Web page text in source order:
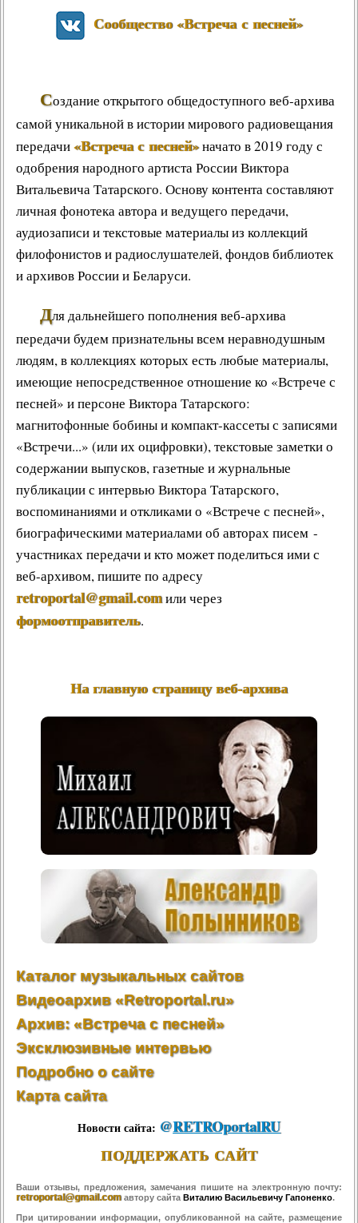
Сообщество «Встреча с песней»
Создание открытого общедоступного веб-архива
самой уникальной в истории мирового радиовещания
передачи«Встреча с песней»начато в 2019 году с
одобрения народного артиста России Виктора
Витальевича Татарского. Основу контента составляют
личная фонотека автора и ведущего передачи,
аудиозаписи и текстовые материалы из коллекций
филофонистов и радиослушателей, фондов библиотек
и архивов России и Беларуси.
Для дальнейшего пополнения веб-архива
передачи будем признательны всем неравнодушным
людям, в коллекциях которых есть любые материалы,
имеющие непосредственное отношение ко «Встрече с
песней» и персоне Виктора Татарского:
магнитофонные бобины и компакт-кассеты с записями
«Встречи...» (или их оцифровки), текстовые заметки о
содержании выпусков, газетные и журнальные
публикации с интервью Виктора Татарского,
воспоминаниями и откликами о «Встрече с песней»,
биографическими материалами об авторах писем -
участниках передачи и кто может поделиться ими с
веб-архивом, пишите по адресу
retroportal@gmail.comили через
формоотправитель.
На главную страницу веб-архива
Каталог музыкальных сайтов
Видеоархив «Retroportal.ru»
Архив: «Встреча с песней»
Эксклюзивные интервью
Подробно о сайте
Карта сайта
Новости сайта: @RETROportalRU
ПОДДЕРЖАТЬ САЙТ
Ваши отзывы, предложения, замечания пишите на электронную почту:
retroportal@gmail.com автору сайта Виталию Васильевичу Гапоненко.
При цитировании информации, опубликованной на сайте, размещение